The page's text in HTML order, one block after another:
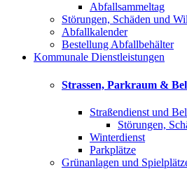
Abfallsammeltag
Störungen, Schäden und
Abfallkalender
Bestellung Abfallbehälter
Kommunale Dienstleistungen
Strassen, Parkraum &
Straßendienst und
Störungen,
Winterdienst
Parkplätze
Grünanlagen und